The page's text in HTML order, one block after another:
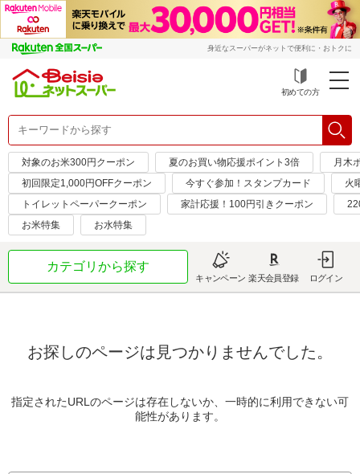
身近なスーパーがネットで便利に・おトクに
初めての方
対象のお米300円クーポン 夏のお買い物応援ポイント3倍
月木
初回限定1,000円OFFクーポン
今すぐ参加！スタンプカード
火
トイレットペーパークーポン
家計応援！100円引きクーポン
お米特集
お水特集
カテゴリから探す
キャンペーン 楽天会員登録 ログイン
お探しのページは見つかりませんでした。
指定されたURLのページは存在しないか、一時的に利用できない可
能性があります。